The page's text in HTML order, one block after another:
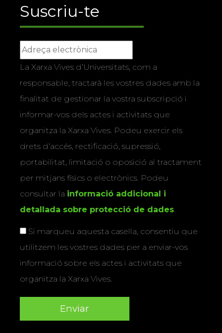
Suscriu-te
La Xarxa Vives d’Universitats, com a
responsable, tractarà les vostres dades amb la
finalitat de gestionar la vostra subscripció i
informar-vos dels actes i activitats que
organitza la Xarxa Vives. Podeu exercir els
drets d’accés, rectificació, supressió,
portabilitat, limitació o oposició al tractament
per mitjans físics o electrònics. Podeu
consultar la informació addicional i
detallada sobre protecció de dades.
Si marqueu aquesta casella, consentiu que
utilitzem les vostres dades per a enviar-vos
informació sobre els actes i activitats que
organitza la Xarxa Vives.